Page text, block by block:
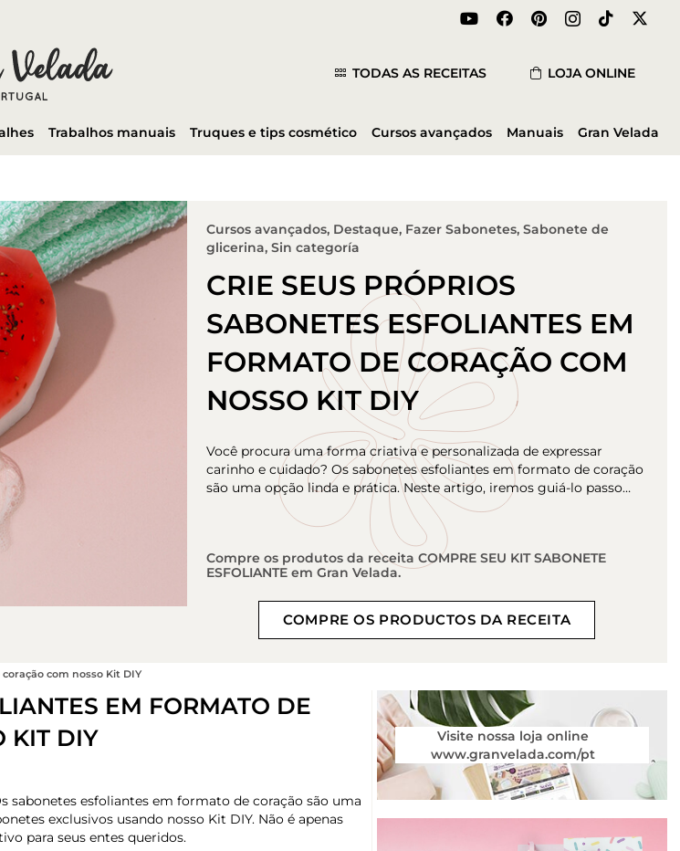
TODAS AS RECEITAS LOJA ONLINE
Trabalhos manuais Truques e tips cosmético Cursos avançados Manuais Gran Velada
Cursos avançados, Destaque, Fazer Sabonetes, Sabonete de
glicerina, Sin categoría
CRIE SEUS PRÓPRIOS
SABONETES ESFOLIANTES EM
FORMATO DE CORAÇÃO COM
NOSSO KIT DIY
Você procura uma forma criativa e personalizada de expressar
carinho e cuidado? Os sabonetes esfoliantes em formato de coração
são uma opção linda e prática. Neste artigo, iremos guiá-lo passo…
Compre os produtos da receita COMPRE SEU KIT SABONETE
ESFOLIANTE em Gran Velada.
COMPRE OS PRODUCTOS DA RECEITA
com nosso Kit DIY
EM FORMATO DE
KIT DIY
sabonetes esfoliantes em formato de coração são uma
exclusivos usando nosso Kit DIY. Não é apenas
para seus entes queridos.
Visite nossa loja online
www.granvelada.com/pt